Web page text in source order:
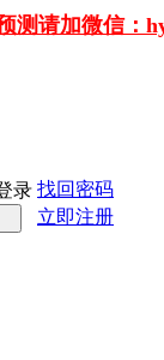
请加微信：
录 找回密码
立即注册